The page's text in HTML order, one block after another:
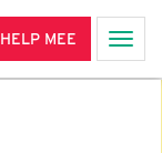
HELP MEE